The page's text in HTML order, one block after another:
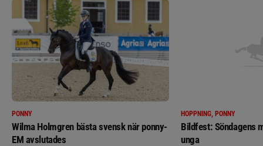
PONNY
Wilma Holmgren bästa svensk när ponny-
EM avslutades
HOPPNING, PONNY
Bildfest: Söndagens
unga